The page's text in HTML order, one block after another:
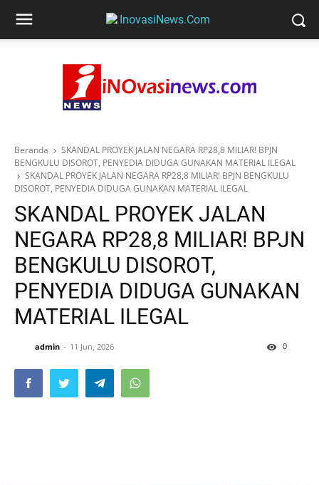
Beranda
SKANDAL PROYEK JALAN NEGARA RP28,8 MILIAR! BPJN
BENGKULU DISOROT, PENYEDIA DIDUGA GUNAKAN MATERIAL ILEGAL
SKANDAL PROYEK JALAN NEGARA RP28,8 MILIAR! BPJN BENGKULU
DISOROT, PENYEDIA DIDUGA GUNAKAN MATERIAL ILEGAL
SKANDAL PROYEK JALAN
NEGARA RP28,8 MILIAR! BPJN
BENGKULU DISOROT,
PENYEDIA DIDUGA GUNAKAN
MATERIAL ILEGAL
admin 11 Jun, 2026 0